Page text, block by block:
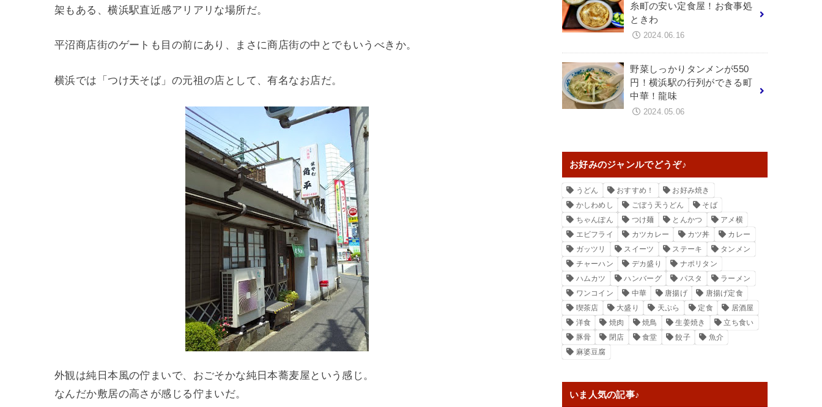
架もある、横浜駅直近感アリアリな場所だ。
平沼商店街のゲートも目の前にあり、まさに商店街の中とでもいうべきか。
横浜では「つけ天そば」の元祖の店として、有名なお店だ。
外観は純日本風の佇まいで、おごそかな純日本蕎麦屋という感じ。
なんだか敷居の高さが感じる佇まいだ。
糸町の安い定食屋！お食事処
ときわ
2024.06.16
野菜しっかりタンメンが550
円！横浜駅の行列ができる町
中華！龍味
2024.05.06
お好みのジャンルでどうぞ♪
うどん おすすめ！
お好み焼き
かしわめし
ごぼう天うどん
そば
ちゃんぽん
つけ麺 とんかつ
アメ横
エビフライ
カツカレー カツ丼
カレー
ガッツリ
スイーツ ステーキ
タンメン
チャーハン
デカ盛り
ナポリタン
ハムカツ
ハンバーグ パスタ
ラーメン
ワンコイン
中華 唐揚げ
唐揚げ定食
喫茶店
大盛り 天ぷら 定食
居酒屋
洋食
焼肉 焼鳥 生姜焼き
立ち食い
豚骨
閉店 食堂 餃子
魚介
麻婆豆腐
いま人気の記事♪